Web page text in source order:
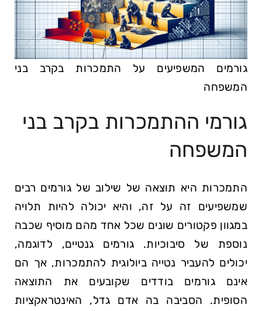
גורמים המשפיעים על התמכרות בקרב בני
המשפחה
גורמי ההתמכרות בקרב בני
המשפחה
התמכרות היא תוצאה של שילוב של גורמים רבים
שמשפיעים זה על זה, והיא יכולה להיות תלויה
במגוון פקטורים שונים שכל אחד מהם מוסיף שכבה
נוספת של סיבוכיות. גורמים גנטיים, לדוגמה,
יכולים להעביר נטייה ביולוגית להתמכרות, אך הם
אינם גורמים בודדים שקובעים את התוצאה
הסופית. הסביבה בה אדם גדל, האינטראקציות